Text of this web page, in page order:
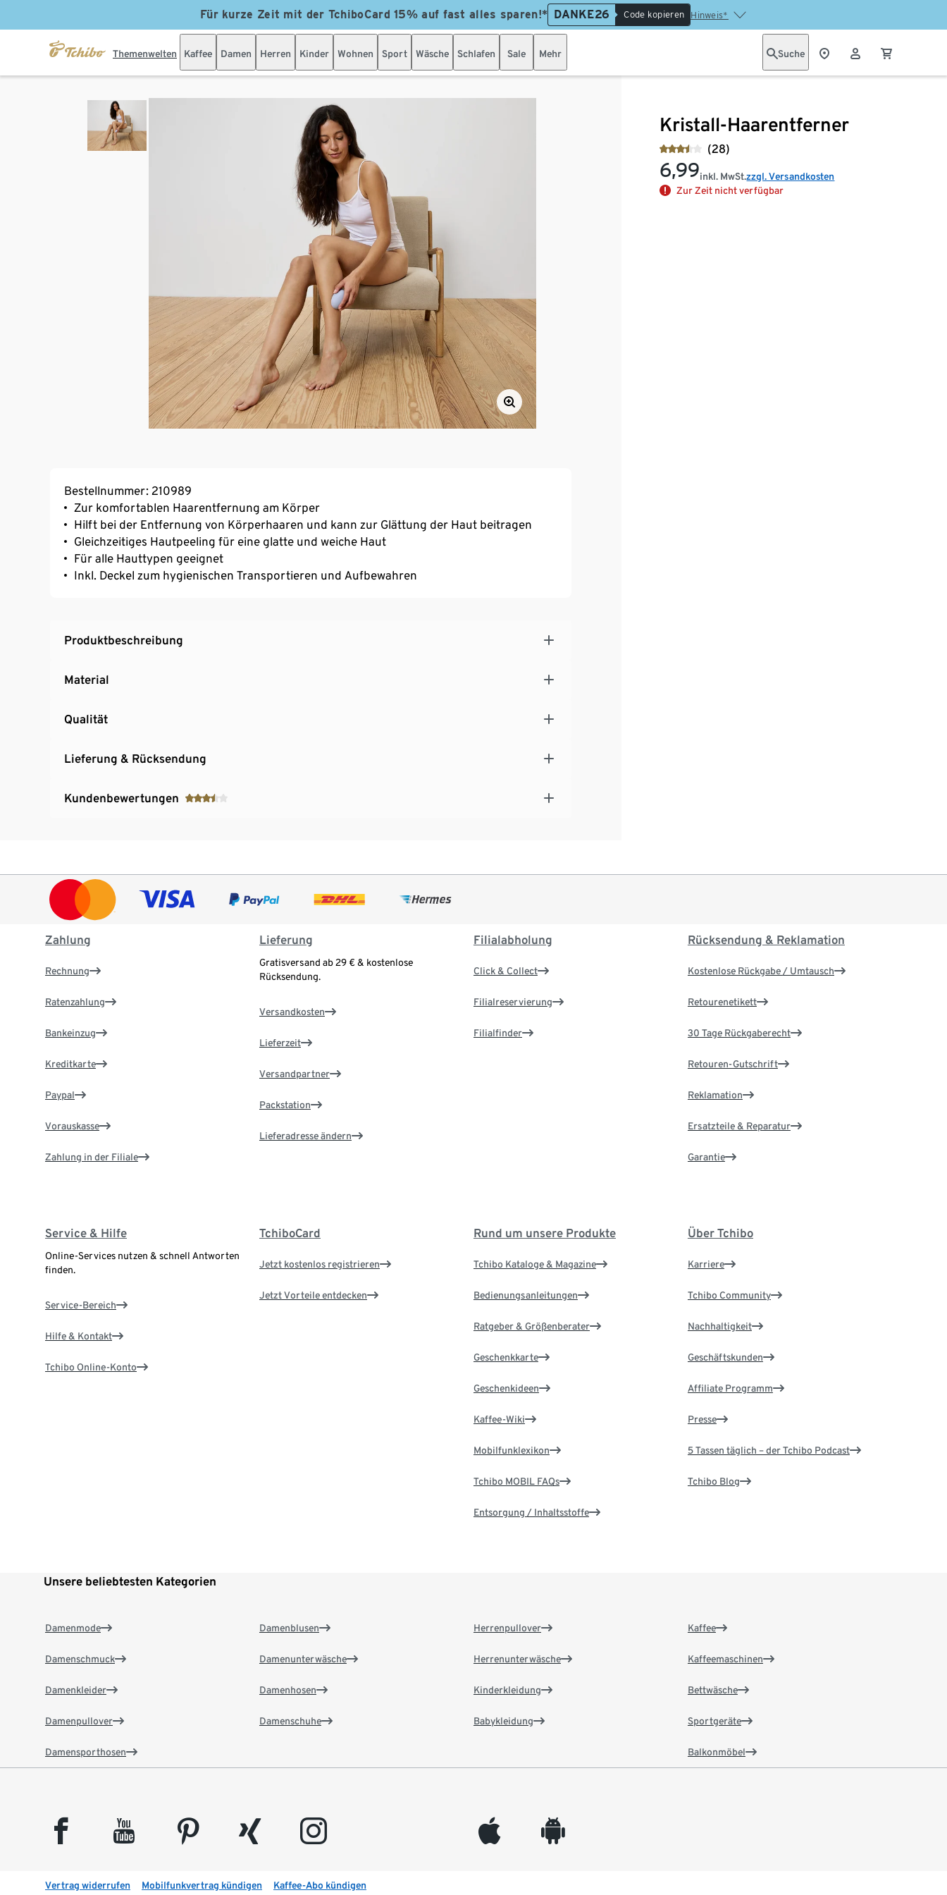
Für kurze Zeit mit der TchiboCard 15% auf fast alles sparen!* DANKE26 Code kopieren Hinweis*
Themenwelten Kaffee Damen Herren Kinder Wohnen Sport Wäsche Schlafen Sale Mehr Suche
Kristall-Haarentferner
(28)
6,99inkl. MwSt.zzgl. Versandkosten
Zur Zeit nicht verfügbar
Bestellnummer: 210989
Zur komfortablen Haarentfernung am Körper
Hilft bei der Entfernung von Körperhaaren und kann zur Glättung der Haut beitragen
Gleichzeitiges Hautpeeling für eine glatte und weiche Haut
Für alle Hauttypen geeignet
Inkl. Deckel zum hygienischen Transportieren und Aufbewahren
Produktbeschreibung
Material
Qualität
Lieferung & Rücksendung
Kundenbewertungen
Zahlung
Rechnung
Ratenzahlung
Bankeinzug
Kreditkarte
Paypal
Vorauskasse
Zahlung in der Filiale
Lieferung
Gratisversand ab 29 € & kostenlose
Rücksendung.
Versandkosten
Lieferzeit
Versandpartner
Packstation
Lieferadresse ändern
Filialabholung
Click & Collect
Filialreservierung
Filialfinder
Rücksendung & Reklamation
Kostenlose Rückgabe / Umtausch
Retourenetikett
30 Tage Rückgaberecht
Retouren-Gutschrift
Reklamation
Ersatzteile & Reparatur
Garantie
Service & Hilfe
Online-Services nutzen & schnell Antworten
finden.
Service-Bereich
Hilfe & Kontakt
Tchibo Online-Konto
TchiboCard
Jetzt kostenlos registrieren
Jetzt Vorteile entdecken
Rund um unsere Produkte
Tchibo Kataloge & Magazine
Bedienungsanleitungen
Ratgeber & Größenberater
Geschenkkarte
Geschenkideen
Kaffee-Wiki
Mobilfunklexikon
Tchibo MOBIL FAQs
Entsorgung / Inhaltsstoffe
Über Tchibo
Karriere
Tchibo Community
Nachhaltigkeit
Geschäftskunden
Affiliate Programm
Presse
5 Tassen täglich – der Tchibo Podcast
Tchibo Blog
Unsere beliebtesten Kategorien
Damenmode
Damenschmuck
Damenkleider
Damenpullover
Damensporthosen
Damenblusen
Damenunterwäsche
Damenhosen
Damenschuhe
Herrenpullover
Herrenunterwäsche
Kinderkleidung
Babykleidung
Kaffee
Kaffeemaschinen
Bettwäsche
Sportgeräte
Balkonmöbel
facebook youtube pinterest xing instagram appleinc android
Vertrag widerrufen Mobilfunkvertrag kündigen Kaffee-Abo kündigen